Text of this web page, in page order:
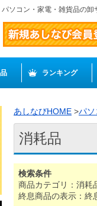
ソコン・家電・雑貨品の
ランキング
あしなびHOME >パソ
消耗品
検索条件
商品カテゴリ：消耗
終息商品の表示：終